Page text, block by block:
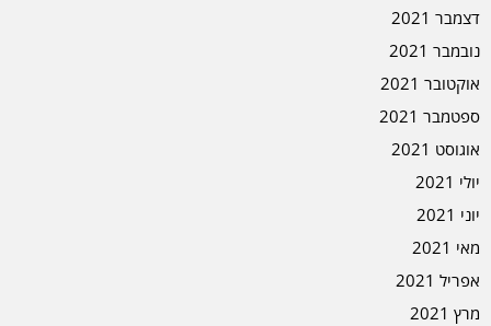
דצמבר 2021
נובמבר 2021
אוקטובר 2021
ספטמבר 2021
אוגוסט 2021
יולי 2021
יוני 2021
מאי 2021
אפריל 2021
מרץ 2021